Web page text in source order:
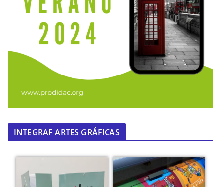
INTEGRAF ARTES GRÁFICAS